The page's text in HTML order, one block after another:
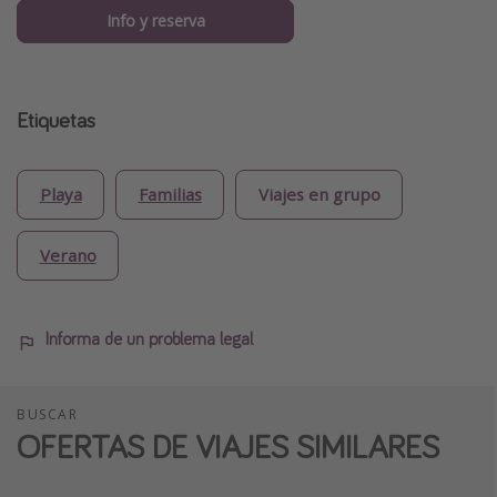
Info y reserva
Etiquetas
Playa Familias Viajes en grupo
Verano
Informa de un problema legal
BUSCAR
OFERTAS DE VIAJES SIMILARES